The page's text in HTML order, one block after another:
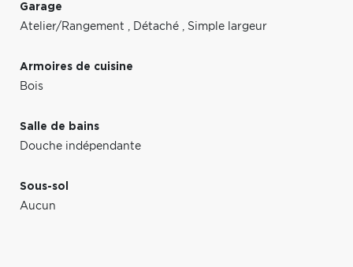
Garage
Atelier/Rangement , Détaché , Simple largeur
Armoires de cuisine
Bois
Salle de bains
Douche indépendante
Sous-sol
Aucun